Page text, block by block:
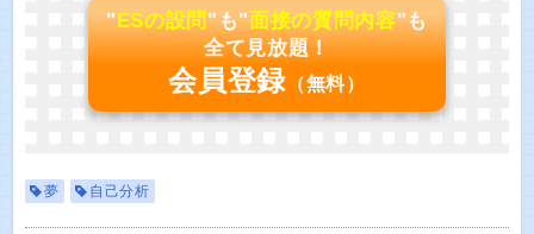
"ESの設問"も"面接の質問内容"も
全て見放題！
会員登録 （無料）
夢 自己分析